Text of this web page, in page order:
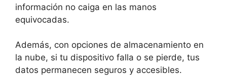
información no caiga en las manos
equivocadas.
Además, con opciones de almacenamiento en
la nube, si tu dispositivo falla o se pierde, tus
datos permanecen seguros y accesibles.